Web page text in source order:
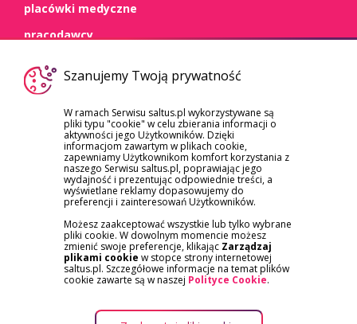
placówki medyczne
pracodawcy
WSPARCIE
dokumenty
szkody/roszczenia
reklamacje
APLIKACJA SALTUS ZDROWIE
Szanujemy Twoją prywatność
W ramach Serwisu saltus.pl wykorzystywane są
pliki typu "cookie" w celu zbierania informacji o
aktywności jego Użytkowników. Dzięki
informacjom zawartym w plikach cookie,
zapewniamy Użytkownikom komfort korzystania z
naszego Serwisu saltus.pl, poprawiając jego
wydajność i prezentując odpowiednie treści, a
wyświetlane reklamy dopasowujemy do
preferencji i zainteresowań Użytkowników.
Możesz zaakceptować wszystkie lub tylko wybrane
pliki cookie. W dowolnym momencie możesz
zmienić swoje preferencje, klikając Zarządzaj
plikami cookie w stopce strony internetowej
saltus.pl. Szczegółowe informacje na temat plików
cookie zawarte są w naszej Polityce Cookie.